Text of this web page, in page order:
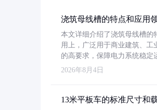
浇筑母线槽的特点和应用
本文详细介绍了浇筑母线槽的
用上，广泛用于商业建筑、工
的高要求，保障电力系统稳定
2026年8月4日
13米平板车的标准尺寸和